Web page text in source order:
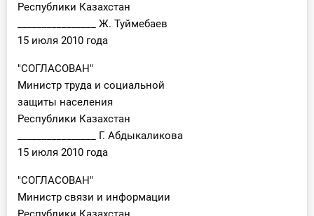
Республики Казахстан
________________ Ж. Туймебаев
15 июля 2010 года
"СОГЛАСОВАН"
Министр труда и социальной
защиты населения
Республики Казахстан
________________ Г. Абдыкаликова
15 июля 2010 года
"СОГЛАСОВАН"
Министр связи и информации